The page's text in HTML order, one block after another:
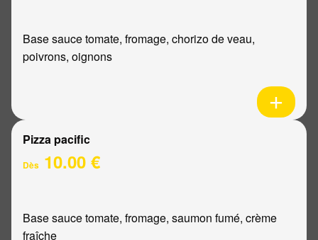
Base sauce tomate, fromage, chorizo de veau,
poivrons, oignons
Pizza pacific
Dès 10.00 €
Base sauce tomate, fromage, saumon fumé, crème
fraîche